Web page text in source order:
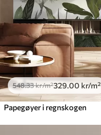
548.33kr/m²329.00 kr/m²
Papegøyer i regnskogen